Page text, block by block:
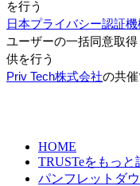
を行う
日本プライバシー認証機
ユーザーの一括同意取
供を行う
Priv Tech株式会社の共催
HOME
TRUSTeをもっと
パンフレットダ